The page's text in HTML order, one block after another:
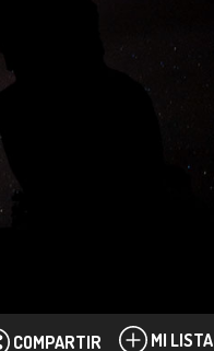
MI LISTA
COMPARTIR